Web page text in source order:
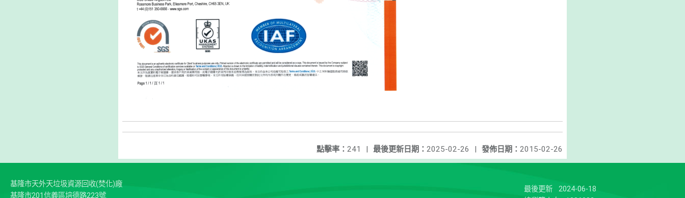
發佈日期： 2015-02-26
最後更新日期： 2025-02-26 |
點擊率： 241 |
基隆市天外天垃圾資源回收(焚化)廠
基隆市201信義區培德路223號
最後更新
2024-06-18